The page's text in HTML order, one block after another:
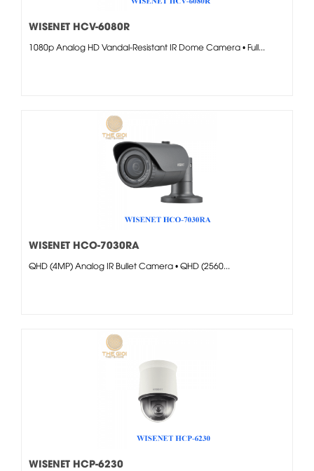
WISENET HCV-6080R
1080p Analog HD Vandal-Resistant IR Dome Camera • Full...
WISENET HCO-7030RA
QHD (4MP) Analog IR Bullet Camera • QHD (2560...
WISENET HCP-6230